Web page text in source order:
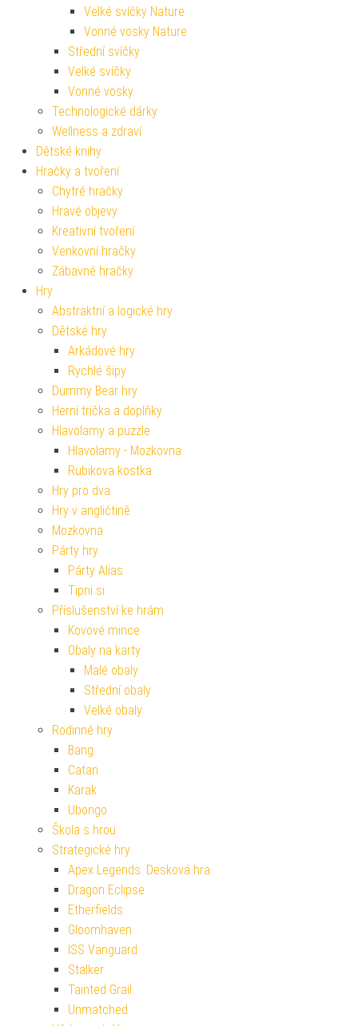
Velké svíčky Nature
Vonné vosky Nature
Střední svíčky
Velké svíčky
Vonné vosky
Technologické dárky
Wellness a zdraví
Dětské knihy
Hračky a tvoření
Chytré hračky
Hravé objevy
Kreativní tvoření
Venkovní hračky
Zábavné hračky
Hry
Abstraktní a logické hry
Dětské hry
Arkádové hry
Rychlé šípy
Dummy Bear hry
Herní trička a doplňky
Hlavolamy a puzzle
Hlavolamy - Mozkovna
Rubikova kostka
Hry pro dva
Hry v angličtině
Mozkovna
Párty hry
Párty Alias
Tipni si
Příslušenství ke hrám
Kovové mince
Obaly na karty
Malé obaly
Střední obaly
Velké obaly
Rodinné hry
Bang
Catan
Karak
Ubongo
Škola s hrou
Strategické hry
Apex Legends: Desková hra
Dragon Eclipse
Etherfields
Gloomhaven
ISS Vanguard
Stalker
Tainted Grail
Unmatched